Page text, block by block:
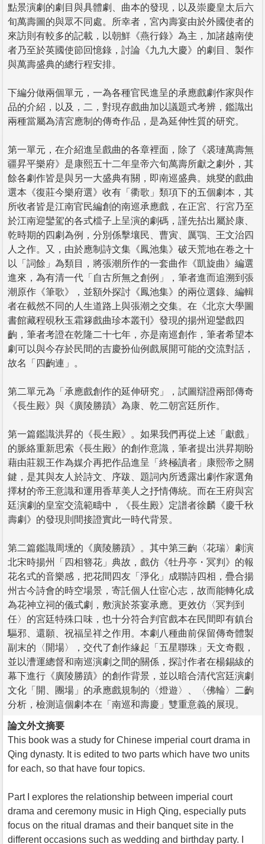
點景演劇的劇目與具體劇、曲本的發現，以及崇慶皇太后六
旬萬壽圖的與眾不同處。所幸者，宮內壽宴由於外國使者的
來訪則有較多的記載，以朝鮮《燕行錄》為主，加諸越南使
者乃至於英國使節回憶錄，討論《九九大慶》的劇目、製作
與萬壽盛典的總行程安排。
下編分做兩個單元，一為各種官民進呈的承應戲劇作家與作
品的介紹，以及，二，對現存戲曲加以議題式考辨，鑑識出
兩種當屬為清宮應制的傳奇作品，是為延伸性質的研究。
第一單元，在介紹進呈戲曲的各章裡面，除了《裘璉萬壽無
疆昇平樂府》是康熙五十二年皇帝六旬萬壽所獻之劇外，其
餘各劇作皆是與另一大盛典有關，即南巡盛典。姚燮的戲曲
選本《復莊今樂府選》收有「衢歌」類項下的五個劇本，其
所收者皆是江南官民編創的南巡承應戲，在正宮、行宮乃至
於江南迎鑾駕的各式檔子上呈演的劇碼，謹先拈出屬於康、
乾時期的四劇為例，分別係擊壤民、曹寅、厲鶚、王文治四
人之作。又，由於應制詩文集《鳳池集》破天荒地在卷之十
以「詞餘」為類目，將張潮所作的一套曲作《凱旋曲》編選
進來，為有清一代「自古所無之創例」，筆者進而追溯到張
潮原作《筆歌》，並額外探討《鳳池集》的兩位選錄、編輯
者在截然不同的人生道路上與張潮之交集。在《北京大學圖
書館藏程硯秋玉霜簃戲曲珍本叢刊》發現的揚州迎鑾戲四
齣，筆者考證在乾隆二十七年，亦是南巡創作，筆者希望本
劇可以與今存於民間的吉慶扮仙例戲展開可能的交流對話，
故名「四齣連」。
第二單元為「承應戲創作的延伸研究」，試圖辯證兩部傳奇
《長生殿》與《廣陵勝蹟》為康、乾二朝宮廷所作。
第一篇鑑識洪昇的《長生殿》。如果我們再從上述「獻戲」
的脈絡重新思索《長生殿》的創作意識，筆者提出洪昇期盼
藉由莊親王作為媒介再把作品進呈「終極讀者」康熙帝之關
鍵，是其與友人於詩文、序跋、題詞內所透露出劇作家選角
擇材的帝王意識和運用香草美人之抒情傳統。而在王府與宮
廷演劇的皇室交流範疇中，《長生殿》定譜者徐麟《慶千秋
壽劇》的發現則間接證實此一時代背景。
第二篇鑑識周壎的《廣陵勝蹟》。其中第三齣〈花瑞〉劇演
北宋時揚州「四相簪花」典故，戲仿《牡丹亭・冥判》的報
花名式的音樂感，把花間四友「淨化」成聯詩四相，疊合揚
州古今詩會的時空場景，寄託個人仕宦心志，故而能轉化成
為花神立祠的儀式劇，敷演於茶宴承應。更效仿〈冥判到
任〉的宮廷特殊口味，也十分符合判官戲本在民間即有鎮台
驅邪、還願、祝福呈祥之作用。本劇八種曲前保留傳奇體製
副末的〈開場〉，交代了創作緣起「五星聯珠」天文奇觀，
並以漕運總督和南巡演劇之間的關係，探討作者在楊錫紱的
幕下進行《廣陵勝蹟》的創作背景，並以暗合清代宮廷演劇
文化「開、團場」的承應戲規制的〈燈遊〉、〈佛輪〉二齣
分析，檢測這個劇本在「南巡和壽慶」雙重意義的展現。
論文外文摘要
This book was a study for Chinese imperial court drama in
Qing dynasty. It is edited to two parts which have two units
for each, so that have four topics.
Part I explores the relationship between imperial court
drama and ceremony music in High Qing, especially puts
focus on the ritual dramas and their banquet site in the
different occasions such as wedding and birthday party. I